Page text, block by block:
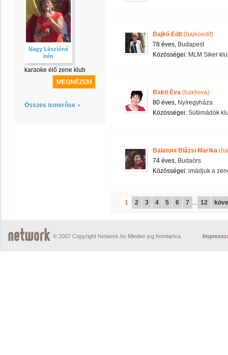
Nagy Lászlóné
Irén
karaoke élő zene klub
Összes ismerőse
Bajkó Edit (bajkoedit)
78 éves, Budapest
Közösségei: MLM Siker
Bakti Éva (baktieva)
80 éves, Nyíregyháza
Közösségei: Sütiimádók
Balatoni Blázsi Marika
74 éves, Budaörs
Közösségei: imádjuk a
1 2 3 4 5 6 7 ... 12
© 2007 Copyright Network.hu Minden jog fenntartva.